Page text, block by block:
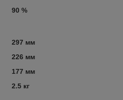
90 %
297 мм
226 мм
177 мм
2.5 кг